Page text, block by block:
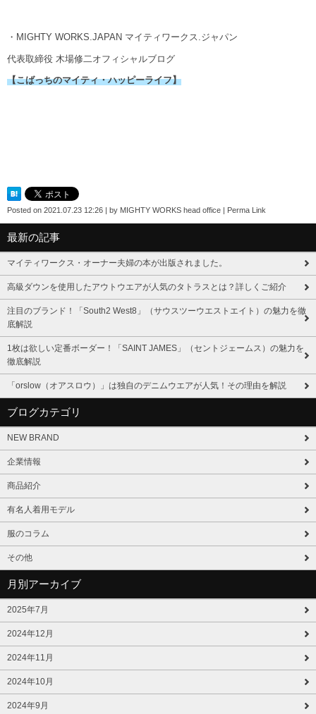
・MIGHTY WORKS.JAPAN マイティワークス.ジャパン
代表取締役 木場修二オフィシャルブログ
【こばっちのマイティ・ハッピーライフ】
Posted on 2021.07.23 12:26 | by MIGHTY WORKS head office | Perma Link
最新の記事
マイティワークス・オーナー夫婦の本が出版されました。
高級ダウンを使用したアウトウエアが人気のタトラスとは？詳しくご紹介
注目のブランド！「South2 West8」（サウスツーウエストエイト）の魅力を徹
底解説
1枚は欲しい定番ボーダー！「SAINT JAMES」（セントジェームス）の魅力を
徹底解説
「orslow（オアスロウ）」は独自のデニムウエアが人気！その理由を解説
ブログカテゴリ
NEW BRAND
企業情報
商品紹介
有名人着用モデル
服のコラム
その他
月別アーカイブ
2025年7月
2024年12月
2024年11月
2024年10月
2024年9月